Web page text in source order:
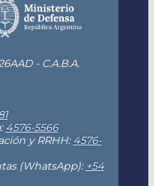
- C.A.B.A.
4576-5566
y RRHH: 4576-
(WhatsApp): +54